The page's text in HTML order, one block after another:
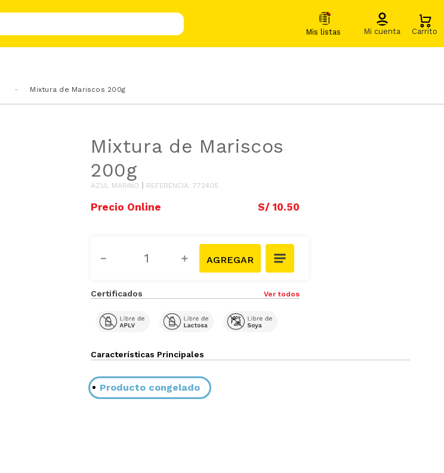
Mixtura de Mariscos 200g
Mixtura de Mariscos
200g
AZUL MARINO REFERENCIA: 772405
S/ 10.50
＋
－
Certificados Ver todos
Características Principales
Producto congelado